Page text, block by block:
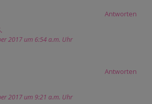
Antworten
2017 um 6:54 a.m. Uhr
Antworten
2017 um 9:21 a.m. Uhr